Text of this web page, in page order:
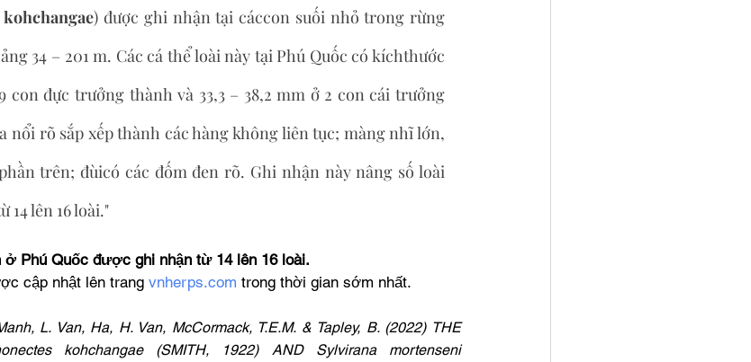
) được ghi nhận tại cáccon suối nhỏ trong rừng
34 – 201 m. Các cá thể loài này tại Phú Quốc có kíchthước
con đực trưởng thành và 33,3 – 38,2 mm ở 2 con cái trưởng
nổi rõ sắp xếp thành các hàng không liên tục; màng nhĩ lớn,
trên; đùicó các đốm đen rõ. Ghi nhận này nâng số loài
14 lên 16 loài."
ở Phú Quốc được ghi nhận từ 14 lên 16 loài.
cập nhật lên trang vnherps.com trong thời gian sớm nhất.
L. Van, Ha, H. Van, McCormack, T.E.M. & Tapley, B. (2022) THE
kohchangae (SMITH, 1922) AND Sylvirana mortenseni